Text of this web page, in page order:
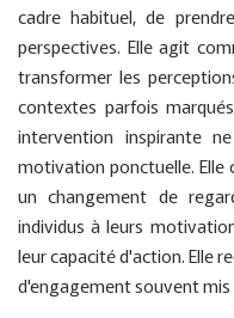
cadre habituel, de
perspectives. Elle agit
transformer les
contextes parfois
intervention inspirante
motivation ponctuelle. Elle
un changement de
individus à leurs
leur capacité d'action. Elle
d'engagement souvent mis